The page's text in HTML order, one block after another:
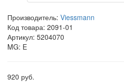
Производитель: Viessmann
Код товара: 2091-01
Артикул: 5204070
MG: E
920 руб.